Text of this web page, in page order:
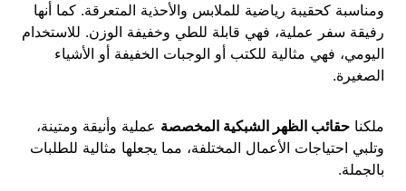
ومناسبة كحقيبة رياضية للملابس والأحذية المتعرقة. كما أنها
رفيقة سفر عملية، فهي قابلة للطي وخفيفة الوزن. للاستخدام
اليومي، فهي مثالية للكتب أو الوجبات الخفيفة أو الأشياء
الصغيرة.
ملكنا حقائب الظهر الشبكية المخصصة عملية وأنيقة ومتينة،
وتلبي احتياجات الأعمال المختلفة، مما يجعلها مثالية للطلبات
بالجملة.